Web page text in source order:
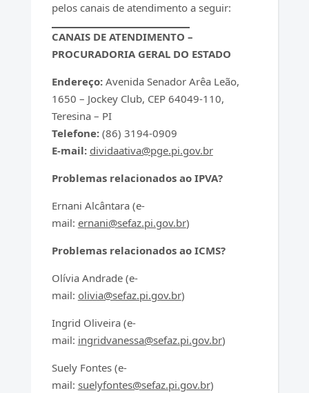
pelos canais de atendimento a seguir:
CANAIS DE ATENDIMENTO –
PROCURADORIA GERAL DO ESTADO
Endereço:Avenida Senador Arêa Leão,
1650 – Jockey Club, CEP 64049-110,
Teresina – PI
Telefone:(86) 3194-0909
E-mail: dividaativa@pge.pi.gov.br
Problemas relacionados ao IPVA?
Ernani Alcântara (e-
mail: ernani@sefaz.pi.gov.br)
Problemas relacionados ao ICMS?
Olívia Andrade (e-
mail: olivia@sefaz.pi.gov.br)
Ingrid Oliveira (e-
mail: ingridvanessa@sefaz.pi.gov.br)
Suely Fontes (e-
mail: suelyfontes@sefaz.pi.gov.br)